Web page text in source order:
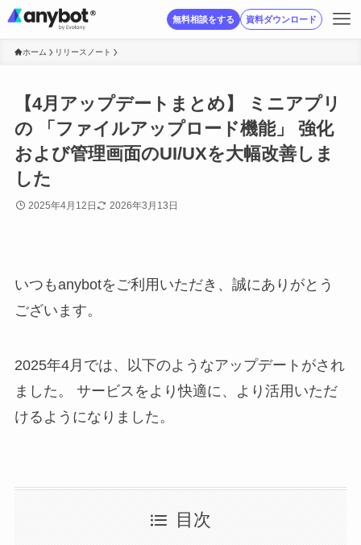
無料相談をする 資料ダウンロード
ホーム リリースノート
【4月アップデートまとめ】 ミニアプリ
の 「ファイルアップロード機能」 強化
および管理画面のUI/UXを大幅改善しま
した
2025年4月12日 2026年3月13日
いつもanybotをご利用いただき、誠にありがとう
ございます。
2025年4月では、以下のようなアップデートがされ
ました。 サービスをより快適に、より活用いただ
けるようになりました。
目次